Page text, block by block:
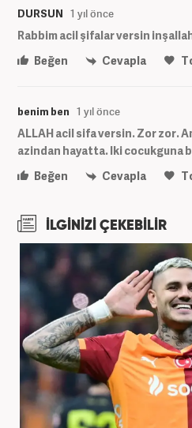
DURSUN 1 yıl önce
Rabbim acil şifalar versin
Beğen
Cevapla
benim ben 1 yıl önce
ALLAH acil sifa versin. Zor zor.
azindan hayatta. Iki cocukguna
Beğen
Cevapla
İLGİNİZİ ÇEKEBİLİR